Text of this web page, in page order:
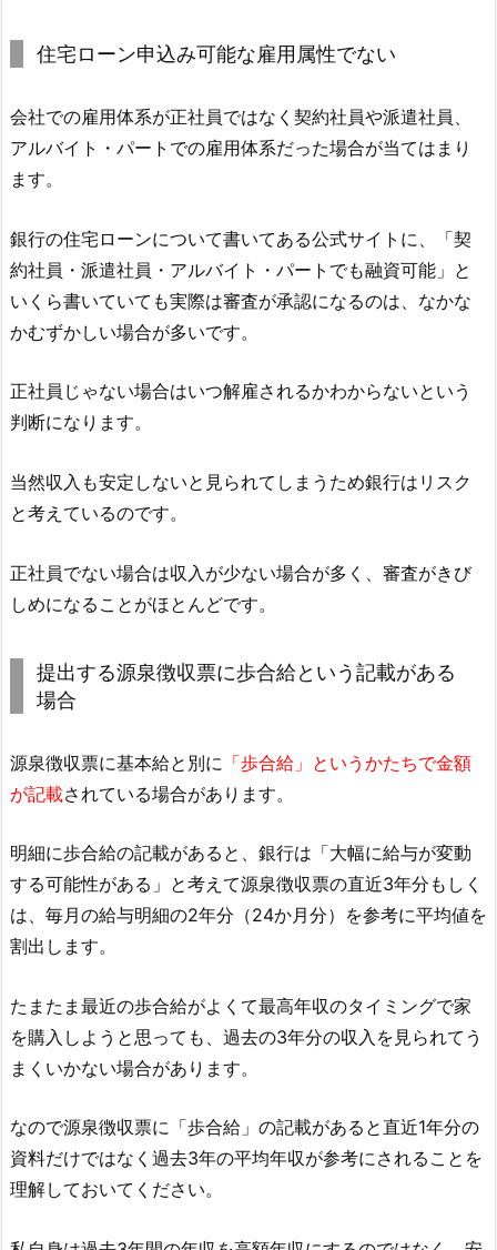
住宅ローン申込み可能な雇用属性でない
会社での雇用体系が正社員ではなく契約社員や派遣社員、
アルバイト・パートでの雇用体系だった場合が当てはまり
ます。
銀行の住宅ローンについて書いてある公式サイトに、「契
約社員・派遣社員・アルバイト・パートでも融資可能」と
いくら書いていても実際は審査が承認になるのは、なかな
かむずかしい場合が多いです。
正社員じゃない場合はいつ解雇されるかわからないという
判断になります。
当然収入も安定しないと見られてしまうため銀行はリスク
と考えているのです。
正社員でない場合は収入が少ない場合が多く、審査がきび
しめになることがほとんどです。
提出する源泉徴収票に歩合給という記載がある
場合
源泉徴収票に基本給と別に 「歩合給」というかたちで金額
が記載されている場合があります。
明細に歩合給の記載があると、銀行は「大幅に給与が変動
する可能性がある」と考えて源泉徴収票の直近3年分もしく
は、毎月の給与明細の2年分（24か月分）を参考に平均値を
割出します。
たまたま最近の歩合給がよくて最高年収のタイミングで家
を購入しようと思っても、過去の3年分の収入を見られてう
まくいかない場合があります。
なので源泉徴収票に「歩合給」の記載があると直近1年分の
資料だけではなく過去3年の平均年収が参考にされることを
理解しておいてください。